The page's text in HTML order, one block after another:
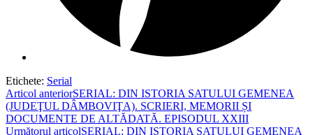
Etichete: Serial
Read
more
Articol anteriorSERIAL: DIN ISTORIA SATULUI GEMENEA
(JUDEŢUL DÂMBOVIŢA). SCRIERI, MEMORII ȘI
DOCUMENTE DE ALTĂDATĂ. EPISODUL XXIII
Următorul articolSERIAL: DIN ISTORIA SATULUI GEMENEA